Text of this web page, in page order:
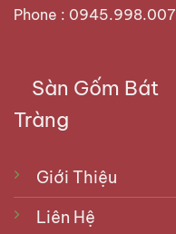
Phone : 0945.998.007
Sàn Gốm Bát
Tràng
Giới Thiệu
Liên Hệ